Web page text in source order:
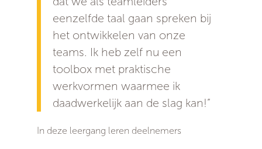
eenzelfde taal gaan spreken bij
het ontwikkelen van onze
teams. Ik heb zelf nu een
toolbox met praktische
werkvormen waarmee ik
daadwerkelijk aan de slag kan!”
In deze leergang leren deelnemers